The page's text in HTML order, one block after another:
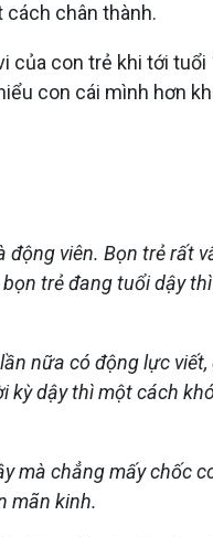
chân thành.
của con trẻ khi tới tuổi
con cái mình hơn
viên. Bọn trẻ rất
trẻ đang tuổi dậy
nữa có động lực
dậy thì một cách
mà chẳng mấy chốc
mãn kinh.